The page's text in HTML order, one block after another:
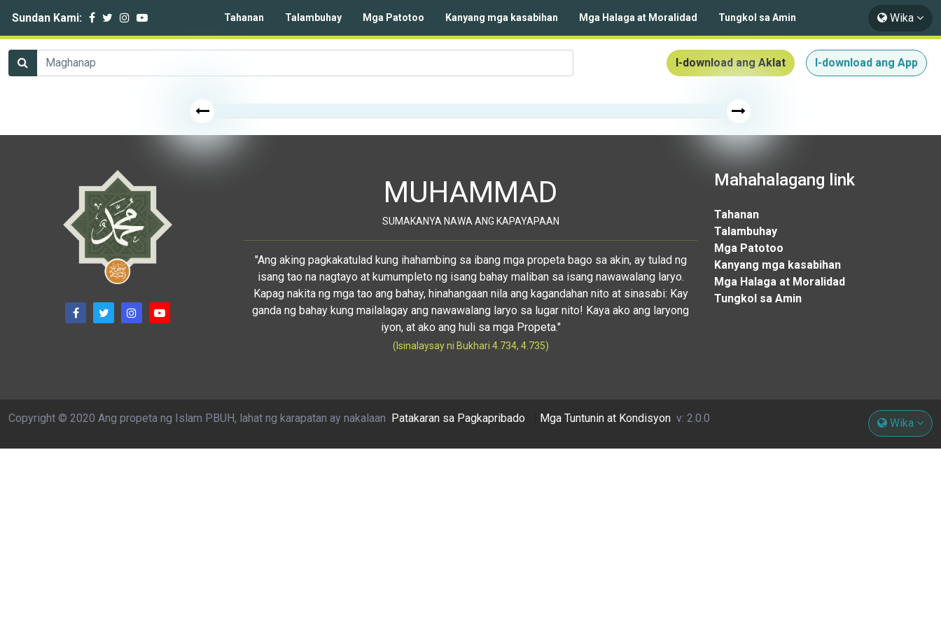
Sundan Kami: Tahanan Talambuhay Mga Patotoo Kanyang mga kasabihan Mga Halaga at Moralidad Tungkol sa Amin Wika
I-download ang Aklat I-download ang App
MUHAMMAD
SUMAKANYA NAWA ANG KAPAYAPAAN
"Ang aking pagkakatulad kung ihahambing sa ibang mga propeta bago sa akin, ay tulad ng
isang tao na nagtayo at kumumpleto ng isang bahay maliban sa isang nawawalang laryo.
Kapag nakita ng mga tao ang bahay, hinahangaan nila ang kagandahan nito at sinasabi: Kay
ganda ng bahay kung mailalagay ang nawawalang laryo sa lugar nito! Kaya ako ang laryong
iyon, at ako ang huli sa mga Propeta."
(Isinalaysay ni Bukhari 4.734, 4.735)
Mahahalagang link
Tahanan
Talambuhay
Mga Patotoo
Kanyang mga kasabihan
Mga Halaga at Moralidad
Tungkol sa Amin
Copyright © 2020 Ang propeta ng Islam PBUH, lahat ng karapatan ay nakalaan Patakaran sa Pagkapribado Mga Tuntunin at Kondisyon v: 2.0.0 Wika